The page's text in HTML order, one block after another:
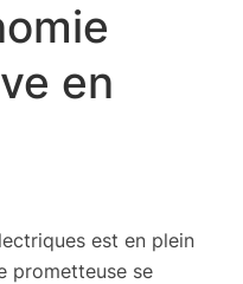
en
est en plein
prometteuse se